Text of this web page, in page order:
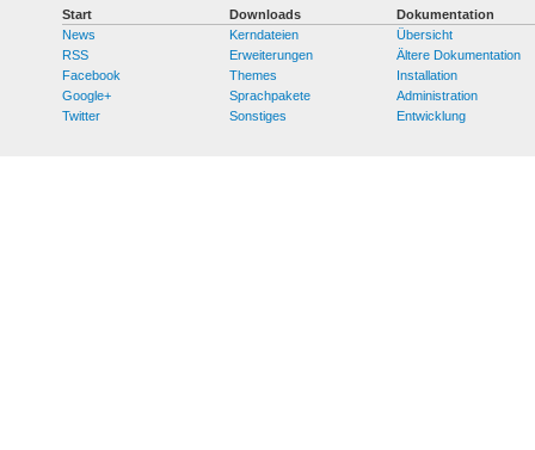
Start
News
RSS
Facebook
Google+
Twitter
Downloads
Kerndateien
Erweiterungen
Themes
Sprachpakete
Sonstiges
Dokumentation
Übersicht
Ältere Dokumentation
Installation
Administration
Entwicklung